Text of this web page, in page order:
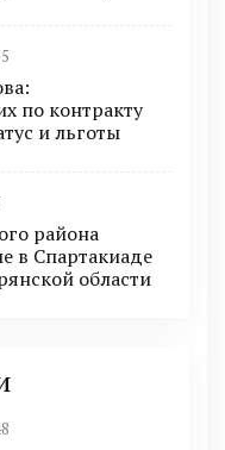
по контракту
и льготы
района
в Спартакиаде
области